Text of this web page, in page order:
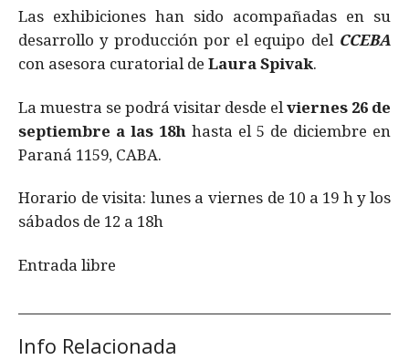
Las exhibiciones han sido acompañadas en su
desarrollo y producción por el equipo del CCEBA
con asesora curatorial de Laura Spivak.
La muestra se podrá visitar desde elviernes 26 de
septiembre a las 18h hasta el 5 de diciembre en
Paraná 1159, CABA.
Horario de visita: lunes a viernes de 10 a 19 h y los
sábados de 12 a 18h
Entrada libre
Info Relacionada